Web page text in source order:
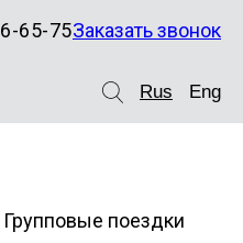
65-75Заказать звонок
Rus Eng
Групповые поездки